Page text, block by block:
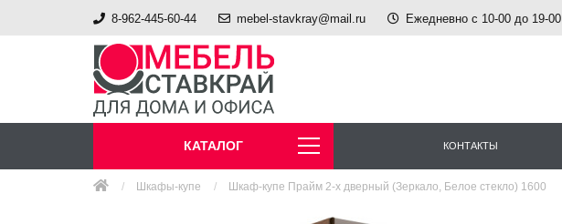
8-962-445-60-44 mebel-stavkray@mail.ru Ежедневно с 10-00 до 19-00
КАТАЛОГ КОНТАКТЫ
Шкафы-купе Шкаф-купе Прайм 2-х дверный (Зеркало, Белое стекло) 1600